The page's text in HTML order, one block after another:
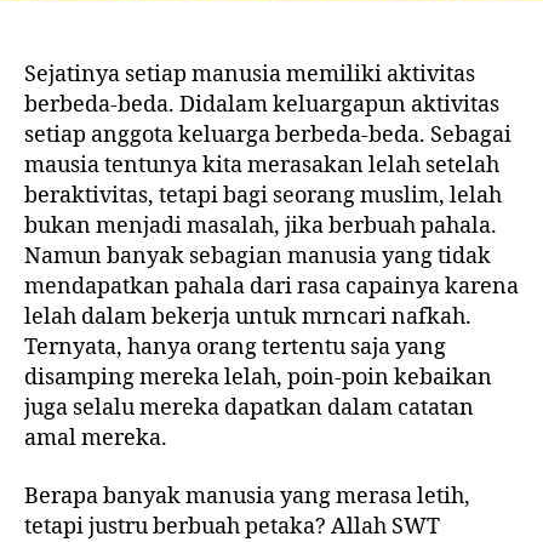
Sejatinya setiap manusia memiliki aktivitas
berbeda-beda. Didalam keluargapun aktivitas
setiap anggota keluarga berbeda-beda. Sebagai
mausia tentunya kita merasakan lelah setelah
beraktivitas, tetapi bagi seorang muslim, lelah
bukan menjadi masalah, jika berbuah pahala.
Namun banyak sebagian manusia yang tidak
mendapatkan pahala dari rasa capainya karena
lelah dalam bekerja untuk mrncari nafkah.
Ternyata, hanya orang tertentu saja yang
disamping mereka lelah, poin-poin kebaikan
juga selalu mereka dapatkan dalam catatan
amal mereka.
Berapa banyak manusia yang merasa letih,
tetapi justru berbuah petaka? Allah SWT